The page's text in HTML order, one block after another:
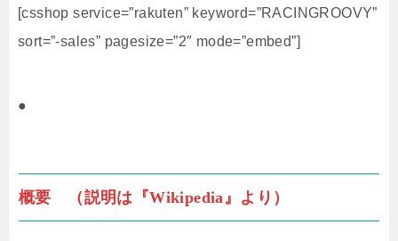
[csshop service=”rakuten” keyword=”RACINGROOVY”
sort=”-sales” pagesize=”2″ mode=”embed”]
●
概要 （説明は『Wikipedia』より）